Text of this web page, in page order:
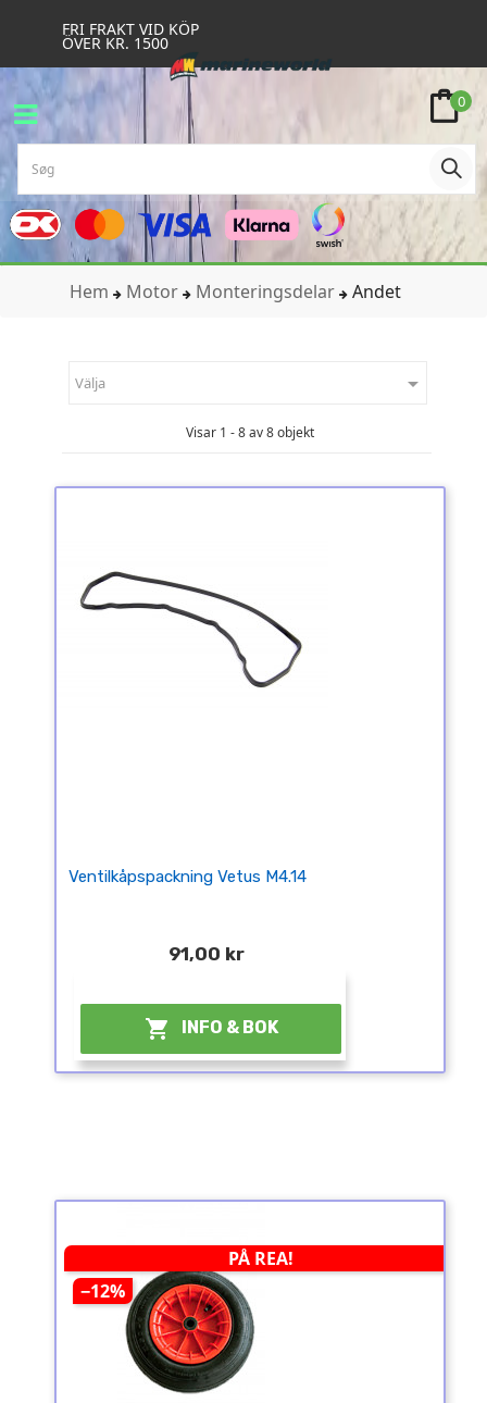
FRI FRAKT VID KÖP
ÖVER KR. 1500
0
Hem Motor Monteringsdelar Andet
Välja 
Visar 1 - 8 av 8 objekt
Ventilkåpspackning Vetus M4.14
91,00 kr
 INFO & BOK
PÅ REA!
−12%